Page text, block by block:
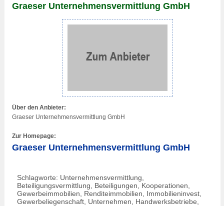
Graeser Unternehmensvermittlung GmbH
Über den Anbieter:
Graeser Unternehmensvermittlung GmbH
Zur Homepage:
Graeser Unternehmensvermittlung GmbH
Schlagworte: Unternehmensvermittlung,
Beteiligungsvermittlung, Beteiligungen, Kooperationen,
Gewerbeimmobilien, Renditeimmobilien, Immobilieninvest,
Gewerbeliegenschaft, Unternehmen, Handwerksbetriebe,